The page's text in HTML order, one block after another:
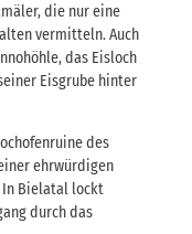
die nur eine
vermitteln. Auch
das Eisloch
Eisgrube hinter
des
ehrwürdigen
Bielatal lockt
durch das